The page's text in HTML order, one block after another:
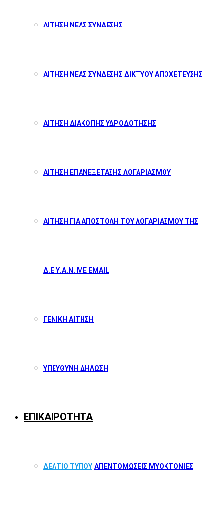
ΑΙΤΗΣΗ ΝΕΑΣ ΣΥΝΔΕΣΗΣ
ΑΙΤΗΣΗ ΝΕΑΣ ΣΥΝΔΕΣΗΣ ΔΙΚΤΥΟΥ ΑΠΟΧΕΤΕΥΣΗΣ
ΑΙΤΗΣΗ ΔΙΑΚΟΠΗΣ ΥΔΡΟΔΟΤΗΣΗΣ
ΑΙΤΗΣΗ ΕΠΑΝΕΞΕΤΑΣΗΣ ΛΟΓΑΡΙΑΣΜΟΥ
ΑΙΤΗΣΗ ΓΙΑ ΑΠΟΣΤΟΛΗ ΤΟΥ ΛΟΓΑΡΙΑΣΜΟΥ ΤΗΣ
Δ.Ε.Υ.Α.Ν. ΜΕ EMAIL
ΓΕΝΙΚΗ ΑΙΤΗΣΗ
ΥΠΕΥΘΥΝΗ ΔΗΛΩΣΗ
ΕΠΙΚΑΙΡΟΤΗΤΑ
ΔΕΛΤΙΟ ΤΥΠΟΥ ΑΠΕΝΤΟΜΩΣΕΙΣ ΜΥΟΚΤΟΝΙΕΣ